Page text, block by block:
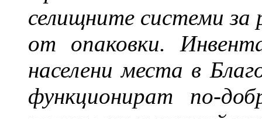
селищните системи за
от опаковки.
населени места в
функционират по-